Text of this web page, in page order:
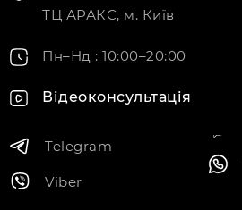
ТЦ АРАКС, м. Київ
Пн–Нд : 10:00–20:00
Відеоконсультація
Telegram
Viber